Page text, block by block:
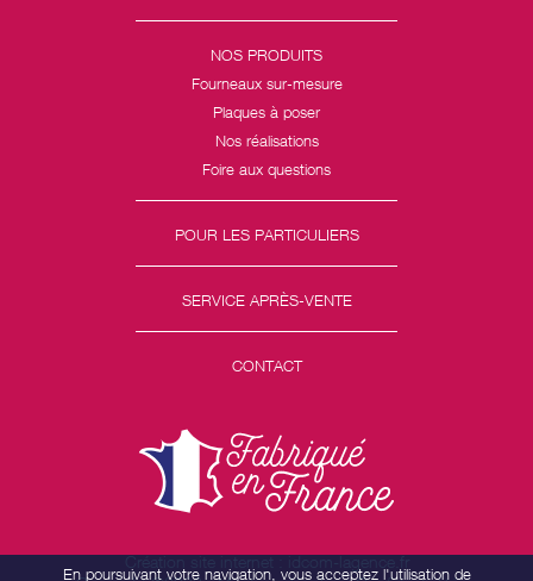
NOS PRODUITS
Fourneaux sur-mesure
Plaques à poser
Nos réalisations
Foire aux questions
POUR LES PARTICULIERS
SERVICE APRÈS-VENTE
CONTACT
Création site internet : idcom-lagence.fr
En poursuivant votre navigation, vous acceptez l'utilisation de